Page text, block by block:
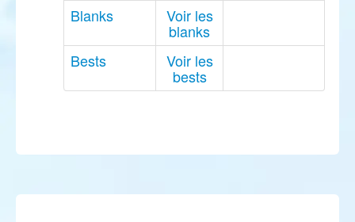
Blanks Voir les
blanks
Bests
Voir les
bests